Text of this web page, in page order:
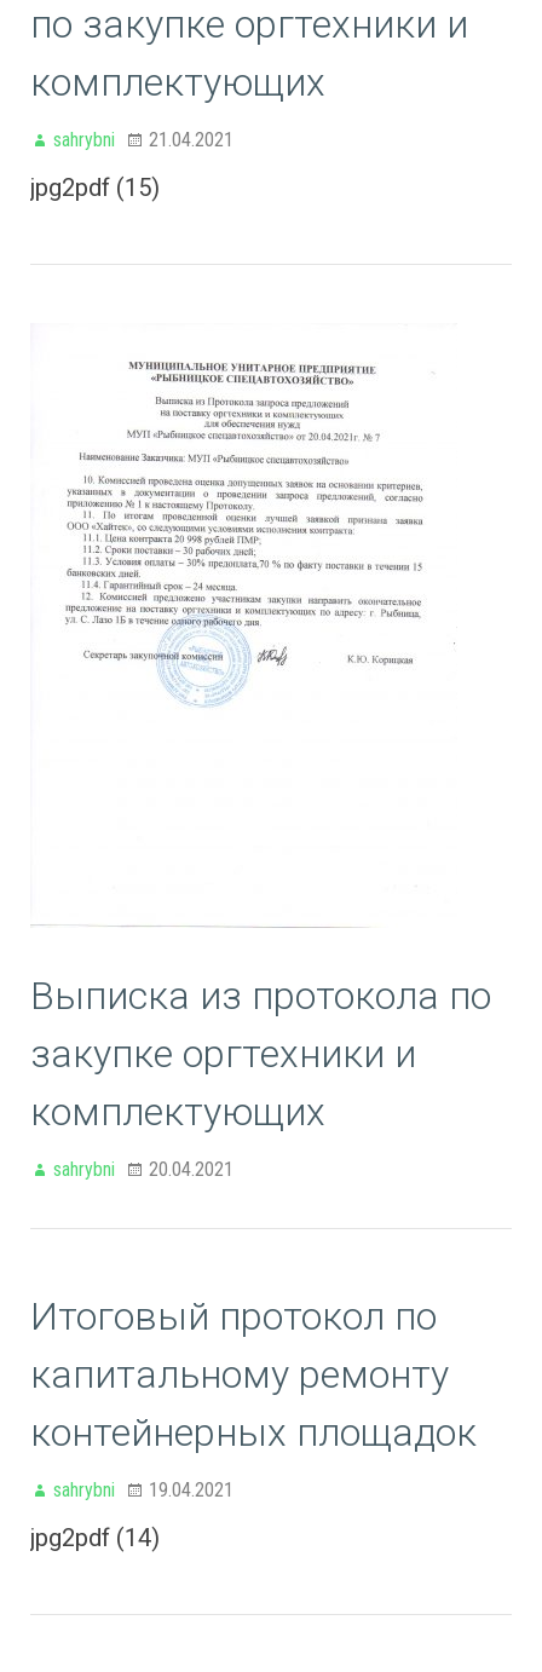
по закупке оргтехники и
комплектующих
sahrybni 21.04.2021
jpg2pdf (15)
Выписка из протокола по
закупке оргтехники и
комплектующих
sahrybni 20.04.2021
Итоговый протокол по
капитальному ремонту
контейнерных площадок
sahrybni 19.04.2021
jpg2pdf (14)